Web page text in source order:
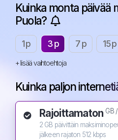
Kuinka monta päivää
Puola?
1 p 3 p 7 p 15 p
+ lisää vaihtoehtoja
Kuinka paljon
Rajoittamaton GB /
2 GB päivittäin
jälkeen rajaton 512 kbps